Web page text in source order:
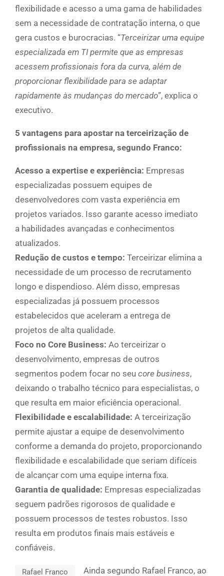
flexibilidade e acesso a uma gama de habilidades
sem a necessidade de contratação interna, o que
gera custos e burocracias. “Terceirizar uma equipe
especializada em TI permite que as empresas
acessem profissionais fora da curva, além de
proporcionar flexibilidade para se adaptar
rapidamente às mudanças do mercado”, explica o
executivo.
5 vantagens para apostar na terceirização de
profissionais na empresa, segundo Franco:
Acesso a expertise e experiência: Empresas
especializadas possuem equipes de
desenvolvedores com vasta experiência em
projetos variados. Isso garante acesso imediato
a habilidades avançadas e conhecimentos
atualizados.
Redução de custos e tempo: Terceirizar elimina a
necessidade de um processo de recrutamento
longo e dispendioso. Além disso, empresas
especializadas já possuem processos
estabelecidos que aceleram a entrega de
projetos de alta qualidade.
Foco no Core Business: Ao terceirizar o
desenvolvimento, empresas de outros
segmentos podem focar no seu core business,
deixando o trabalho técnico para especialistas, o
que resulta em maior eficiência operacional.
Flexibilidade e escalabilidade: A terceirização
permite ajustar a equipe de desenvolvimento
conforme a demanda do projeto, proporcionando
flexibilidade e escalabilidade que seriam difíceis
de alcançar com uma equipe interna fixa.
Garantia de qualidade: Empresas especializadas
seguem padrões rigorosos de qualidade e
possuem processos de testes robustos. Isso
resulta em produtos finais mais estáveis e
confiáveis.
Rafael Franco Ainda segundo Rafael Franco, ao